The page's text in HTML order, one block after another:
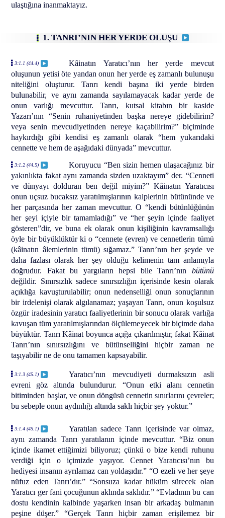
ulaştığına inanmaktayız.
1. TANRI’NIN HER YERDE OLUŞU
3:1.1 (44.4)
Kâinatın Yaratıcı’nın her yerde mevcut
oluşunun yetisi öte yandan onun her yerde eş zamanlı bulunuşu
niteliğini oluşturur. Tanrı kendi başına iki yerde birden
bulunabilir, ve aynı zamanda sayılamayacak kadar yerde de
onun varlığı mevcuttur. Tanrı, kutsal kitabın bir kaside
Yazarı’nın “Senin ruhaniyetinden başka nereye gidebilirim?
veya senin mevcudiyetinden nereye kaçabilirim?” biçiminde
haykırdığı gibi kendisi eş zamanlı olarak “hem yukarıdaki
cennette ve hem de aşağıdaki dünyada” mevcuttur.
3:1.2 (44.5)
Koruyucu “Ben sizin hemen ulaşacağınız bir
yakınlıkta fakat aynı zamanda sizden uzaktayım” der. “Cenneti
ve dünyayı dolduran ben değil miyim?” Kâinatın Yaratıcısı
onun uçsuz bucaksız yaratılmışlarının kalplerinin bütününde ve
her parçasında her zaman mevcuttur. O “kendi bütünlüğünün
her şeyi içiyle bir tamamladığı” ve “her şeyin içinde faaliyet
gösteren”dir, ve buna ek olarak onun kişiliğinin kavramsallığı
öyle bir büyüklüktür ki o “cennete (evren) ve cennetlerin tümü
(kâinatın âlemlerinin tümü) sığamaz.” Tanrı’nın her şeyde ve
daha fazlası olarak her şey olduğu kelimenin tam anlamıyla
doğrudur. Fakat bu yargıların hepsi bile Tanrı’nın bütünü
değildir. Sınırsızlık sadece sınırsızlığın içerisinde kesin olarak
açıklığa kavuşturulabilir; onun nedenselliği onun sonuçlarının
bir irdelenişi olarak algılanamaz; yaşayan Tanrı, onun koşulsuz
özgür iradesinin yaratıcı faaliyetlerinin bir sonucu olarak varlığa
kavuşan tüm yaratılmışlarından ölçülemeyecek bir biçimde daha
büyüktür. Tanrı Kâinat boyunca açığa çıkarılmıştır, fakat Kâinat
Tanrı’nın sınırsızlığını ve bütünselliğini hiçbir zaman ne
taşıyabilir ne de onu tamamen kapsayabilir.
3:1.3 (45.1)
Yaratıcı’nın mevcudiyeti durmaksızın asli
evreni göz altında bulundurur. “Onun etki alanı cennetin
bitiminden başlar, ve onun döngüsü cennetin sınırlarını çevreler;
bu sebeple onun aydınlığı altında saklı hiçbir şey yoktur.”
3:1.4 (45.1)
Yaratılan sadece Tanrı içerisinde var olmaz,
aynı zamanda Tanrı yaratılanın içinde mevcuttur. “Biz onun
içinde ikamet ettiğimizi biliyoruz; çünkü o bize kendi ruhunu
verdiği için o içimizde yaşıyor. Cennet Yaratıcısı’nın bu
hediyesi insanın ayrılamaz can yoldaşıdır.” “O ezeli ve her şeye
nüfuz eden Tanrı’dır.” “Sonsuza kadar hüküm sürecek olan
Yaratıcı ger fani çocuğunun aklında saklıdır.” “Evladının bu can
dostu kendinin kalbinde yaşarken insan bir arkadaş bulmanın
peşine düşer.” “Gerçek Tanrı hiçbir zaman erişilemez bir